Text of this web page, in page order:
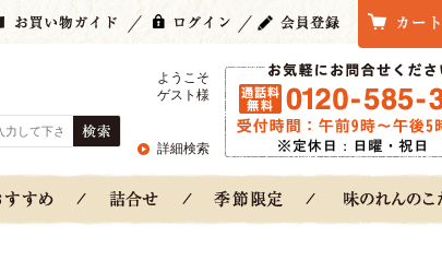
ようこそ
ゲスト様
詳細検索